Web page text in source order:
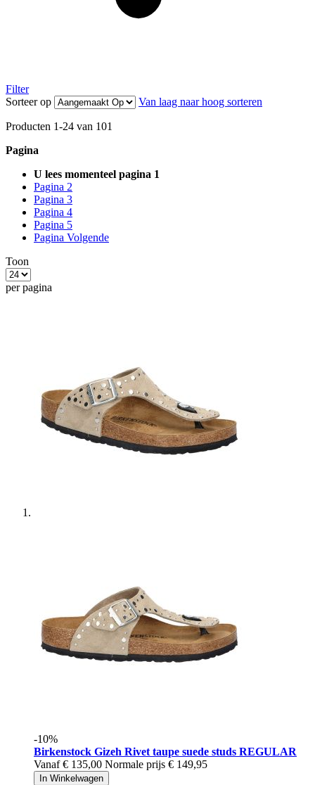
Filter
Sorteer op
Van laag naar hoog sorteren
Producten 1-24 van 101
Pagina
U lees momenteel pagina 1
Pagina 2
Pagina 3
Pagina 4
Pagina 5
Pagina Volgende
Toon
per pagina
-10%
Birkenstock Gizeh Rivet taupe suede studs REGULAR
Vanaf € 135,00 Normale prijs € 149,95
In Winkelwagen